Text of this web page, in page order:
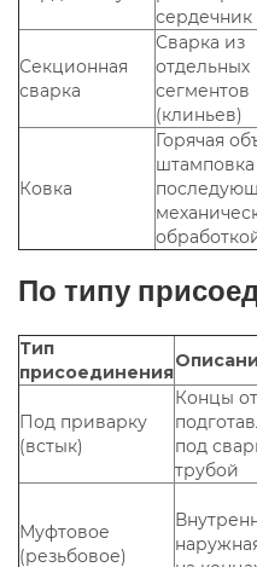
сердечник
Секционная
сварка
Сварка из
отдельных
сегментов
(клиньев)
Ковка
Горячая
штамповка
По типу
Тип
присоединения
Под приварку
(встык)
Концы
под
трубой
Муфтовое
(резьбовое)